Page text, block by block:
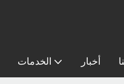
الخدمات أخبار